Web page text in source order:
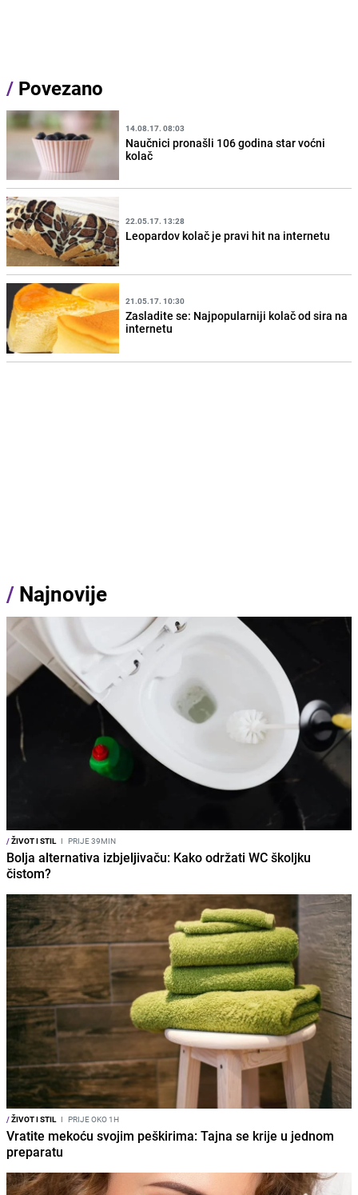
/ Povezano
14.08.17. 08:03
Naučnici pronašli 106 godina star voćni
kolač
22.05.17. 13:28
Leopardov kolač je pravi hit na internetu
21.05.17. 10:30
Zasladite se: Najpopularniji kolač od sira na
internetu
/ Najnovije
/ŽIVOT I STIL I PRIJE 39MIN
Bolja alternativa izbjeljivaču: Kako održati WC školjku
čistom?
/ŽIVOT I STIL I PRIJE OKO 1H
Vratite mekoću svojim peškirima: Tajna se krije u jednom
preparatu